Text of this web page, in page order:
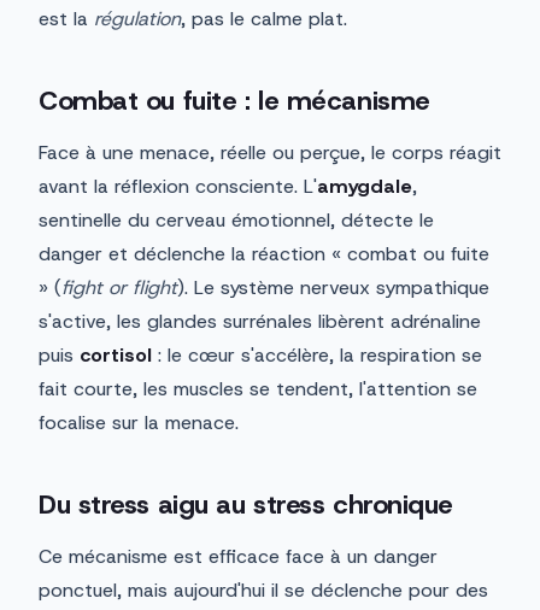
est la régulation, pas le calme plat.
Combat ou fuite : le mécanisme
Face à une menace, réelle ou perçue, le corps réagit
avant la réflexion consciente. L'amygdale,
sentinelle du cerveau émotionnel, détecte le
danger et déclenche la réaction « combat ou fuite
» (fight or flight). Le système nerveux sympathique
s'active, les glandes surrénales libèrent adrénaline
puis cortisol : le cœur s'accélère, la respiration se
fait courte, les muscles se tendent, l'attention se
focalise sur la menace.
Du stress aigu au stress chronique
Ce mécanisme est efficace face à un danger
ponctuel, mais aujourd'hui il se déclenche pour des